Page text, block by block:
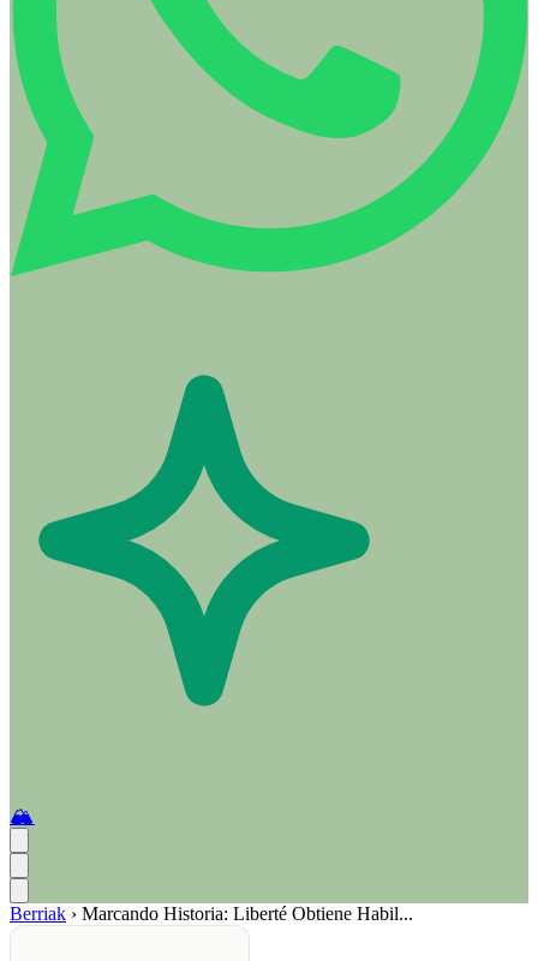
🏔️
Berriak › Marcando Historia: Liberté Obtiene Habil...